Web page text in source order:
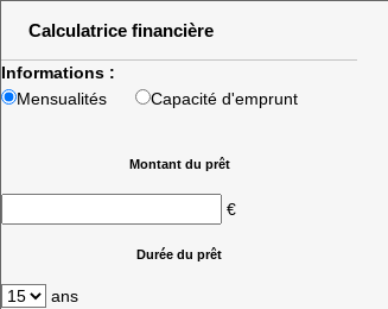
Calculatrice financière
Informations :
Mensualités
Capacité d'emprunt
Montant du prêt
€
Durée du prêt
ans